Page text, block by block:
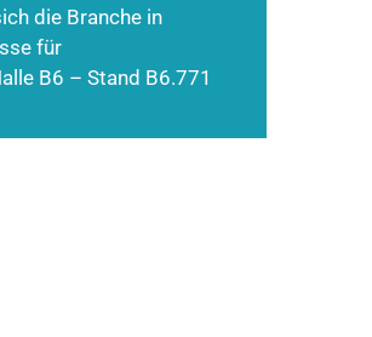
die Branche in
für
B6 – Stand B6.771